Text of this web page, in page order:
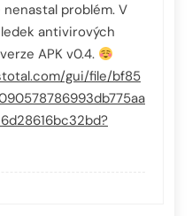
problém. V
antivirových
APK v0.4.
gui/file/bf85